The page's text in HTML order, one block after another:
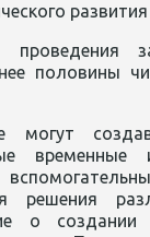
половины
могут
временные
решения
о создании